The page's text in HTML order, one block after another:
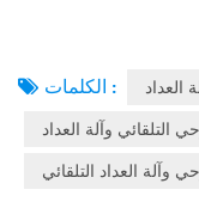
الكلمات :
العداد
التلقائي وآلة العداد
وآلة العداد التلقائي